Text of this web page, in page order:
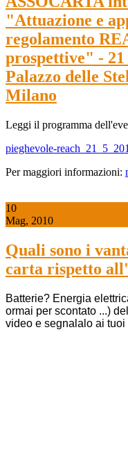
"Attuazione e
regolamento
prospettive" - 21
Palazzo delle
Milano
Leggi il programma
pieghevole-
Per maggiori informazioni:
10
Mag, 2010
Quali sono i
carta ris­petto
Batterie? Energia
ormai per scontato ...)
video e segnalalo ai tuoi